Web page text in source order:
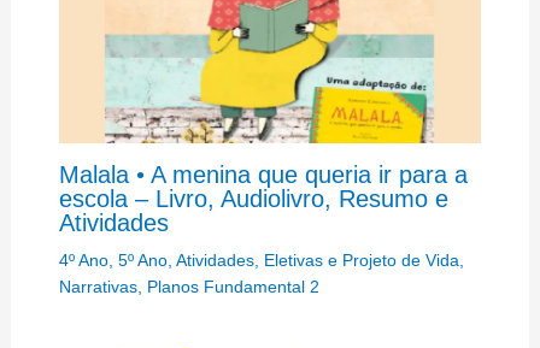
Malala • A menina que queria ir para a
escola – Livro, Audiolivro, Resumo e
Atividades
4º Ano, 5º Ano, Atividades, Eletivas e Projeto de Vida,
Narrativas, Planos Fundamental 2